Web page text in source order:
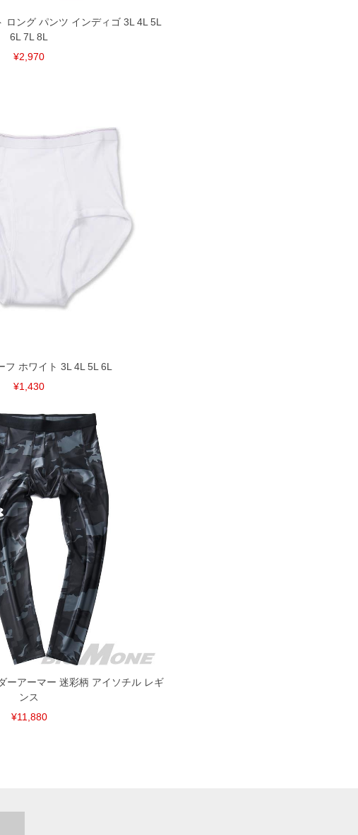
ロング パンツ インディゴ 3L 4L 5L
6L 7L 8L
¥2,970
フ ホワイト 3L 4L 5L 6L
¥1,430
ーアーマー 迷彩柄 アイソチル レギ
ンス
¥11,880